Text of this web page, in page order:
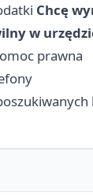
Chcę
w
prawna